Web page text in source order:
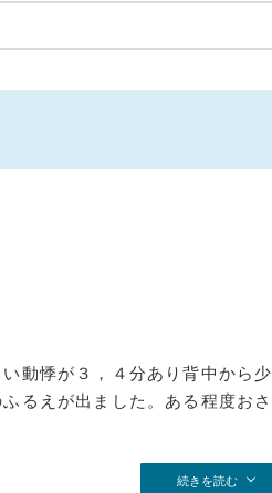
動悸が３，４分あり背中から少
るえが出ました。ある程度おさ
続きを読む